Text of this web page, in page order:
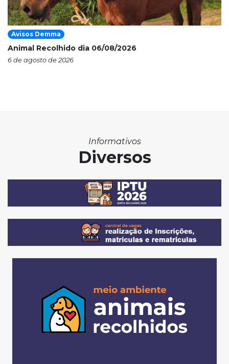
Avisos Demma
Animal Recolhido dia 06/08/2026
6 de agosto de 2026
Informativos
Diversos